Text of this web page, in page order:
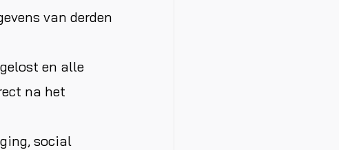
van derden
en alle
na het
social